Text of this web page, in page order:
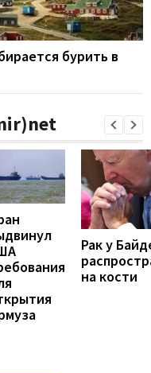
бурить в
Рак у
на кости